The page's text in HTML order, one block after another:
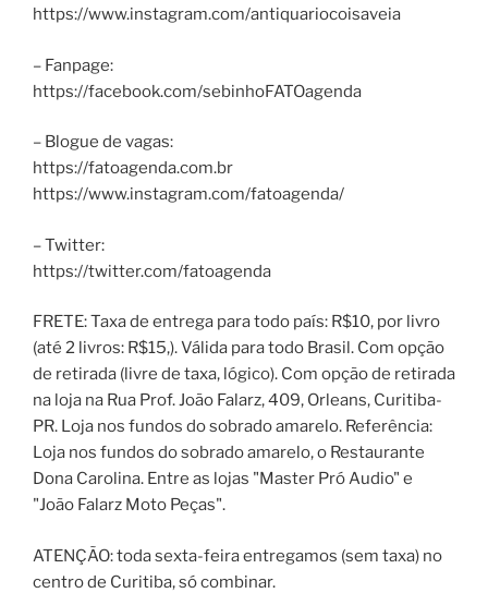
https://www.instagram.com/antiquariocoisaveia
– Fanpage:
https://facebook.com/sebinhoFATOagenda
– Blogue de vagas:
https://fatoagenda.com.br
https://www.instagram.com/fatoagenda/
– Twitter:
https://twitter.com/fatoagenda
FRETE: Taxa de entrega para todo país: R$10, por livro
(até 2 livros: R$15,). Válida para todo Brasil. Com opção
de retirada (livre de taxa, lógico). Com opção de retirada
na loja na Rua Prof. João Falarz, 409, Orleans, Curitiba-
PR. Loja nos fundos do sobrado amarelo. Referência:
Loja nos fundos do sobrado amarelo, o Restaurante
Dona Carolina. Entre as lojas "Master Pró Audio" e
"João Falarz Moto Peças".
ATENÇÃO: toda sexta-feira entregamos (sem taxa) no
centro de Curitiba, só combinar.